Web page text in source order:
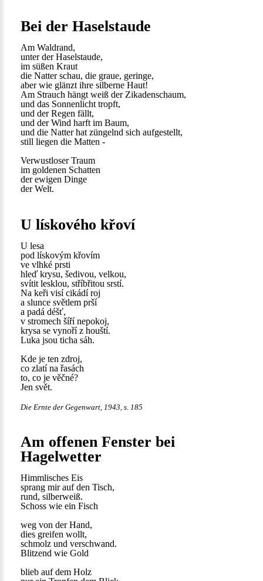
Bei der Haselstaude
Am Waldrand,
unter der Haselstaude,
im süßen Kraut
die Natter schau, die graue, geringe,
aber wie glänzt ihre silberne Haut!
Am Strauch hängt weiß der Zikadenschaum,
und das Sonnenlicht tropft,
und der Regen fällt,
und der Wind harft im Baum,
und die Natter hat züngelnd sich aufgestellt,
still liegen die Matten -
Verwustloser Traum
im goldenen Schatten
der ewigen Dinge
der Welt.
U lískového křoví
U lesa
pod lískovým křovím
ve vlhké prsti
hleď krysu, šedivou, velkou,
svítit lesklou, stříbřitou srstí.
Na keři visí cikádí roj
a slunce světlem prší
a padá déšť,
v stromech šíří nepokoj,
krysa se vynoří z houští.
Luka jsou ticha sáh.
Kde je ten zdroj,
co zlatí na řasách
to, co je věčné?
Jen svět.
Die Ernte der Gegenwart, 1943, s. 185
Am offenen Fenster bei
Hagelwetter
Himmlisches Eis
sprang mir auf den Tisch,
rund, silberweiß.
Schoss wie ein Fisch
weg von der Hand,
dies greifen wollt,
schmolz und verschwand.
Blitzend wie Gold
blieb auf dem Holz